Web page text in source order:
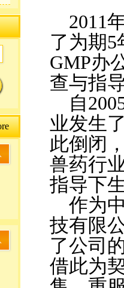
2011
了为期5
GMP办
查与指
自
业发生
此倒闭
兽药行
指导下
作为中
技有限
了公司
借此为